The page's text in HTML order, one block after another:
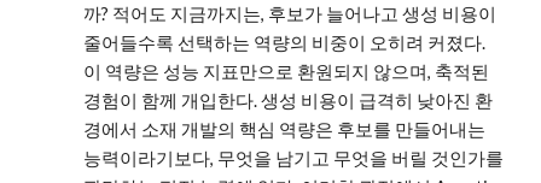
까? 적어도 지금까지는, 후보가 늘어나고 생성 비용이
줄어들수록 선택하는 역량의 비중이 오히려 커졌다.
이 역량은 성능 지표만으로 환원되지 않으며, 축적된
경험이 함께 개입한다. 생성 비용이 급격히 낮아진 환
경에서 소재 개발의 핵심 역량은 후보를 만들어내는
능력이라기보다, 무엇을 남기고 무엇을 버릴 것인가를